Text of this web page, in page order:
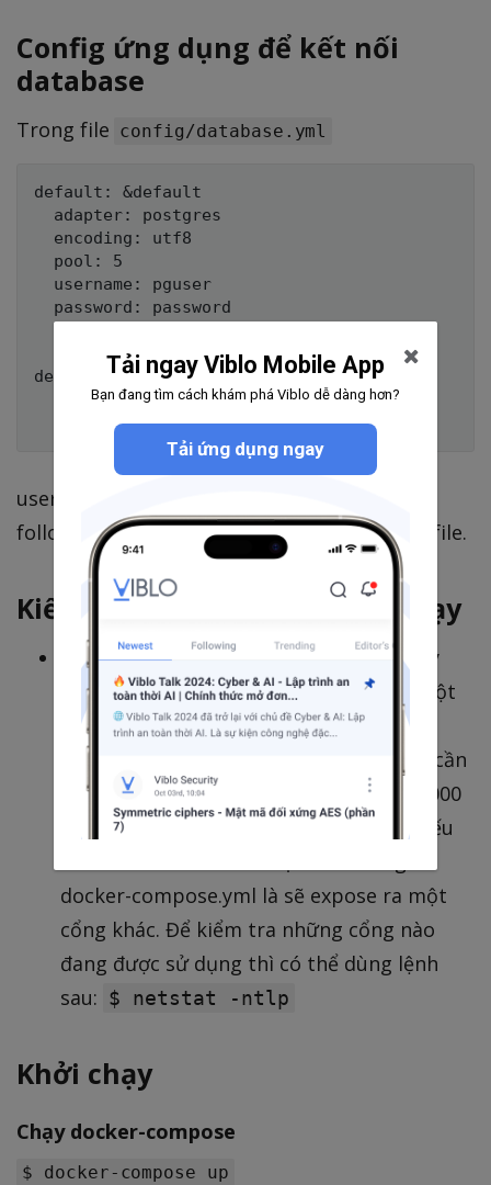
Config ứng dụng để kết nối
database
Trong file config/database.yml
default: &default
  adapter: postgres
  encoding: utf8
  pool: 5
  username: pguser
  password: password
development:
  <<: *default
username và password của db thì mình sẽ
follow theo khởi tạo trong docker-compose file.
Kiểm tra lại trước khi khởi chạy
Mình có thể gặp phải lỗi ngay ở lần chạy
ứng dụng đầu tiên có thể vì lí do xung đột
cổng. Giả sử ở đây mình đang expose ra
web cổng 3000 do đó để access thì bạn cần
kiểm tra rằng trên máy của bạn cổng 3000
có đang bị thằng nào sử dụng không, nếu
docker-compose.yml là sẽ expose ra một
cổng khác. Để kiểm tra những cổng nào
đang được sử dụng thì có thể dùng lệnh
sau: $ netstat -ntlp
Khởi chạy
Chạy docker-compose
$ docker-compose up
Tải ngay Viblo Mobile App
Bạn đang tìm cách khám phá Viblo dễ dàng hơn?
Tải ứng dụng ngay